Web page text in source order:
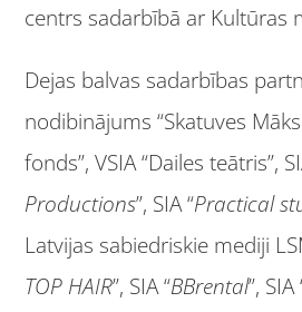
centrs sadarbībā ar Kultūras
Dejas balvas sadarbības
nodibinājums “Skatuves
fonds”, VSIA “Dailes teātris”,
Productions”, SIA “Practical
Latvijas sabiedriskie mediji
TOP HAIR”, SIA “BBrental”, SIA